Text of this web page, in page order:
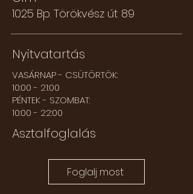
1025 Bp. Törökvész út 89
Nyitvatartás
VASÁRNAP - CSÜTÖRTÖK:
10:00 - 21:00
PÉNTEK - SZOMBAT:
10:00 - 22:00
Asztalfoglalás
Foglalj most